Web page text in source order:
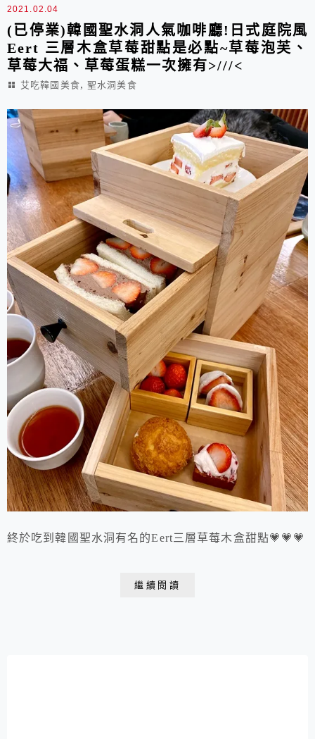
2021.02.04
(已停業)韓國聖水洞人氣咖啡廳!日式庭院風
Eert 三層木盒草莓甜點是必點~草莓泡芙、
草莓大福、草莓蛋糕一次擁有>///<
艾吃韓國美食,聖水洞美食
終於吃到韓國聖水洞有名的Eert三層草莓木盒甜點💗💗💗
繼續閱讀